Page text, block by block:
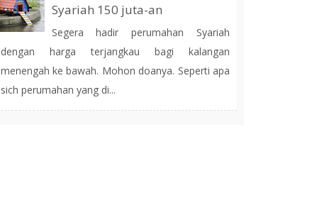
Syariah 150 juta-an
Segera hadir perumahan Syariah
dengan harga terjangkau bagi kalangan
menengah ke bawah. Mohon doanya. Seperti apa
sich perumahan yang di...